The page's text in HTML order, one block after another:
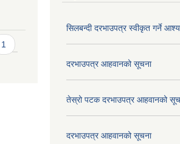
1
सिलबन्दी दरभाउपत्र स्वीकृत गर्ने
दरभाउपत्र आहवानको सूचना
तेस्रो पटक दरभाउपत्र आहवानको
दरभाउपत्र आहवानको सूचना